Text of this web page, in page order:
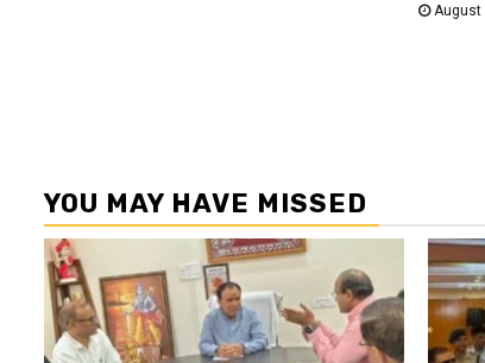
August
YOU MAY HAVE MISSED